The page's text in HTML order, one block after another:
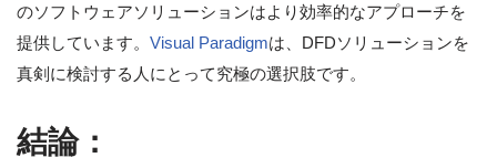
のソフトウェアソリューションはより効率的なアプローチを
提供しています。 Visual Paradigmは、DFDソリューションを
真剣に検討する人にとって究極の選択肢です。
結論：